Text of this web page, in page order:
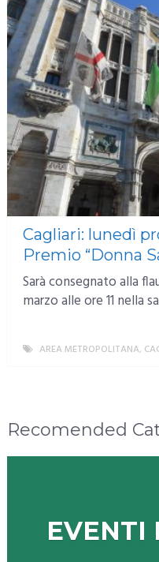
Cagliari: lunedì
Premio “Donna
Sarà consegnato alla
marzo alle ore 11 nella
AREA METROPOLITANA,
Recomended
EVENTI